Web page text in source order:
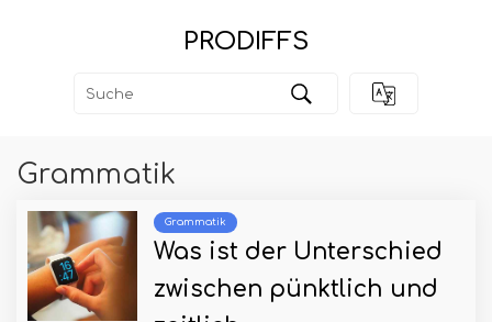
PRODIFFS
Grammatik
Grammatik
Was ist der Unterschied
zwischen pünktlich und